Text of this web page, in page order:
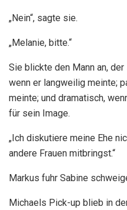
„Nein“, sagte sie.
„Melanie, bitte.“
Sie blickte den Mann an,
wenn er langweilig meinte;
meinte; und dramatisch,
für sein Image.
„Ich diskutiere meine Ehe
andere Frauen mitbringst.“
Markus fuhr Sabine
Michaels Pick-up blieb in